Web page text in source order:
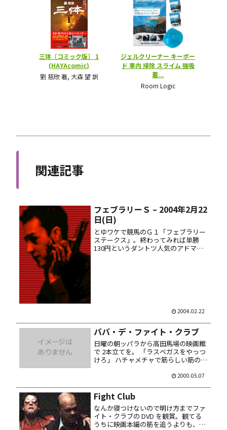
関連記事
フェブラリーＳ – 2004年2月22
日(日)
とゆワケで競馬のＧ１「フェブラリー
ステークス」。終わってみれば単勝
130円というダントツ人気のアドマイ
2004.02.22
ババ・デ・ファイト・クラブ
日曜の朝ッパラから高田馬場の映画館
で 2本立てを。 「ラスベガスをやっつ
けろ」 ハチャメチャで筋らしい筋のな
で、ところどころギリアムっぽいディ
分かったよーな気がした。 「フ...
2000.05.07
Fight Club
なんか寝つけないので明け方までファ
イト・クラブの DVD を観賞。観てる
うちに映画本編の筋を追うよりも、何